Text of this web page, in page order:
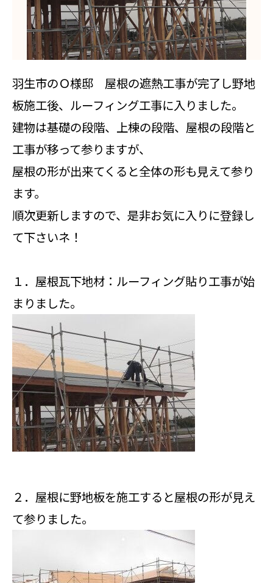
羽生市のＯ様邸 屋根の遮熱工事が完了し野地
板施工後、ルーフィング工事に入りました。
建物は基礎の段階、上棟の段階、屋根の段階と
工事が移って参りますが、
屋根の形が出来てくると全体の形も見えて参り
ます。
順次更新しますので、是非お気に入りに登録し
て下さいネ！
１．屋根瓦下地材：ルーフィング貼り工事が始
まりました。
２．屋根に野地板を施工すると屋根の形が見え
て参りました。